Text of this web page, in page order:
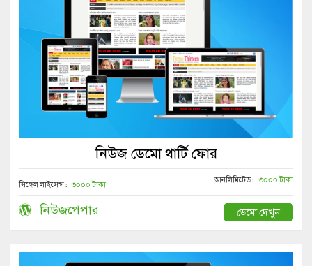
নিউজ ডেমো থার্টি ফোর
সিঙ্গেল লাইসেন্স : ৩০০০ টাকা আনলিমিটেড : ৩০০০ টাকা
নিউজপেপার ডেমো দেখুন